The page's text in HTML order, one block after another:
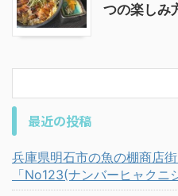
つの楽しみ
最近の投稿
兵庫県明石市の魚の棚商店
「No123(ナンバーヒャク